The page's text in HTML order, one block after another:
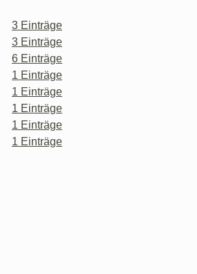
3 Einträge
3 Einträge
6 Einträge
1 Einträge
1 Einträge
1 Einträge
1 Einträge
1 Einträge